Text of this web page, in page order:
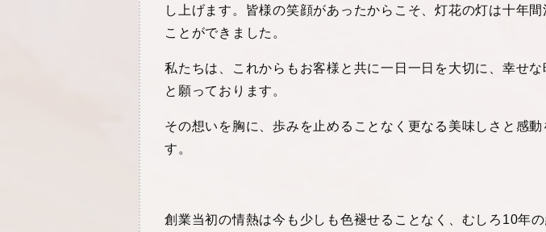
し上げます。皆様の笑顔があったからこそ、灯花の灯は十年
ことができました。
私たちは、これからもお客様と共に一日一日を大切に、幸せ
と願っております。
その想いを胸に、歩みを止めることなく更なる美味しさと感
す。
創業当初の情熱は今も少しも色褪せることなく、むしろ10年